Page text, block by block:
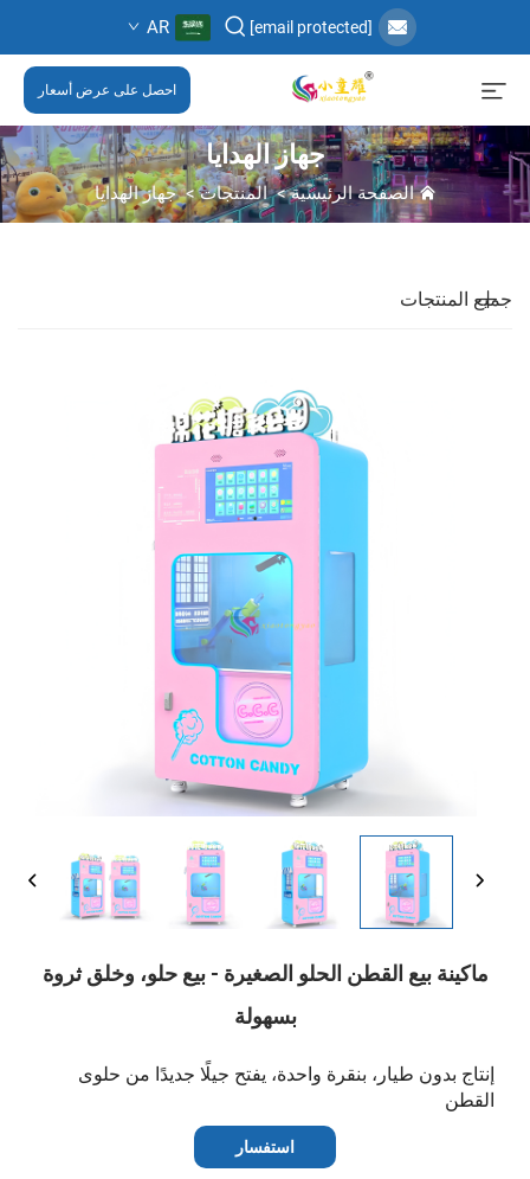
[email protected]
AR
احصل على عرض أسعار
جهاز الهدايا
الصفحة الرئيسية>المنتجات>جهاز الهدايا
جميع المنتجات
ماكينة بيع القطن الحلو الصغيرة - بيع حلو، وخلق ثروة
بسهولة
إنتاج بدون طيار، بنقرة واحدة، يفتح جيلًا جديدًا من حلوى
القطن
استفسار